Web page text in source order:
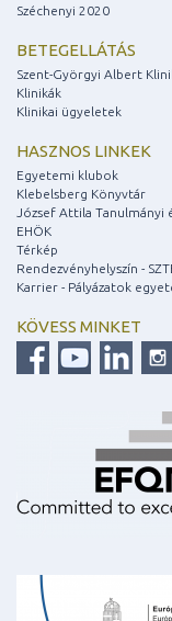
Széchenyi 2020
BETEGELLÁTÁS
Szent-Györgyi Albert
Klinikák
Klinikai ügyeletek
HASZNOS LINKEK
Egyetemi klubok
Klebelsberg Könyvtár
József Attila Tanulmányi
EHÖK
Térkép
Rendezvényhelyszín -
Karrier - Pályázatok
KÖVESS MINKET